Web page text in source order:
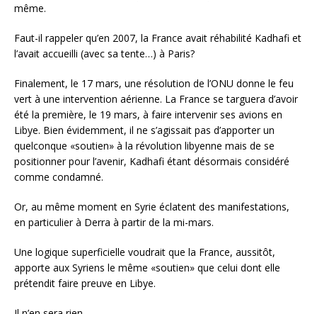
même.
Faut-il rappeler qu’en 2007, la France avait réhabilité Kadhafi et
l’avait accueilli (avec sa tente…) à Paris?
Finalement, le 17 mars, une résolution de l’ONU donne le feu
vert à une intervention aérienne. La France se targuera d’avoir
été la première, le 19 mars, à faire intervenir ses avions en
Libye. Bien évidemment, il ne s’agissait pas d’apporter un
quelconque «soutien» à la révolution libyenne mais de se
positionner pour l’avenir, Kadhafi étant désormais considéré
comme condamné.
Or, au même moment en Syrie éclatent des manifestations,
en particulier à Derra à partir de la mi-mars.
Une logique superficielle voudrait que la France, aussitôt,
apporte aux Syriens le même «soutien» que celui dont elle
prétendit faire preuve en Libye.